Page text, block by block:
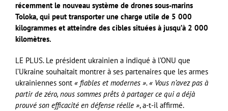
récemment le nouveau système de drones sous-marins
Toloka, qui peut transporter une charge utile de 5 000
kilogrammes et atteindre des cibles situées à jusqu’à 2 000
kilomètres.
LE PLUS. Le président ukrainien a indiqué à l’ONU que
l’Ukraine souhaitait montrer à ses partenaires que les armes
ukrainiennes sont « fiables et modernes ».« Vous n’avez pas à
partir de zéro, nous sommes prêts à partager ce qui a déjà
prouvé son efficacité en défense réelle », a-t-il affirmé.